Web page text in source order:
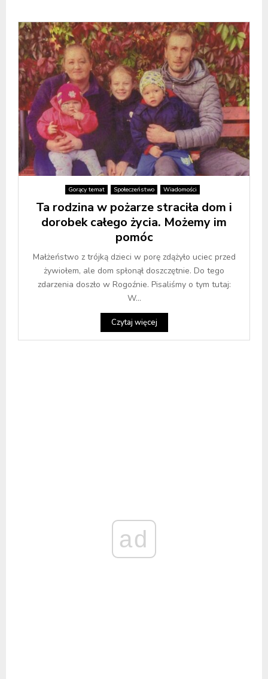
Gorący temat Społeczeństwo Wiadomości
Ta rodzina w pożarze straciła dom i
dorobek całego życia. Możemy im
pomóc
Małżeństwo z trójką dzieci w porę zdążyło uciec przed
żywiołem, ale dom spłonął doszczętnie. Do tego
zdarzenia doszło w Rogoźnie. Pisaliśmy o tym tutaj:
W...
Czytaj więcej
ad